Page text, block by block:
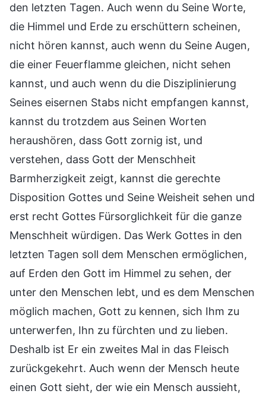
den letzten Tagen. Auch wenn du Seine Worte,
die Himmel und Erde zu erschüttern scheinen,
nicht hören kannst, auch wenn du Seine Augen,
die einer Feuerflamme gleichen, nicht sehen
kannst, und auch wenn du die Disziplinierung
Seines eisernen Stabs nicht empfangen kannst,
kannst du trotzdem aus Seinen Worten
heraushören, dass Gott zornig ist, und
verstehen, dass Gott der Menschheit
Barmherzigkeit zeigt, kannst die gerechte
Disposition Gottes und Seine Weisheit sehen und
erst recht Gottes Fürsorglichkeit für die ganze
Menschheit würdigen. Das Werk Gottes in den
letzten Tagen soll dem Menschen ermöglichen,
auf Erden den Gott im Himmel zu sehen, der
unter den Menschen lebt, und es dem Menschen
möglich machen, Gott zu kennen, sich Ihm zu
unterwerfen, Ihn zu fürchten und zu lieben.
Deshalb ist Er ein zweites Mal in das Fleisch
zurückgekehrt. Auch wenn der Mensch heute
einen Gott sieht, der wie ein Mensch aussieht,